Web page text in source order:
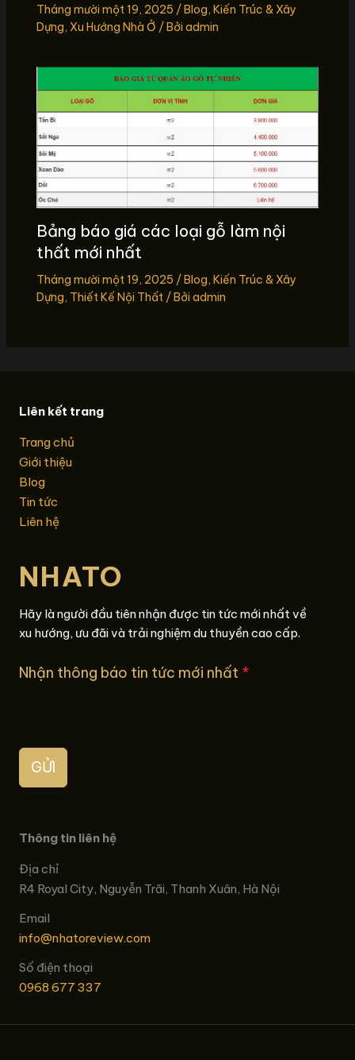
Tháng mười một 19, 2025 /Blog, Kiến Trúc & Xây
Dựng, Xu Hướng Nhà Ở / Bởi admin
Bảng báo giá các loại gỗ làm nội
thất mới nhất
Tháng mười một 19, 2025 / Blog, Kiến Trúc & Xây
Dựng, Thiết Kế Nội Thất/ Bởi admin
Liên kết trang
Trang chủ
Giới thiệu
Blog
Tin tức
Liên hệ
NHATO
Hãy là người đầu tiên nhận được tin tức mới nhất về
xu hướng, ưu đãi và trải nghiệm du thuyền cao cấp.
Nhận thông báo tin tức mới nhất *
GỬI
Thông tin liên hệ
Địa chỉ
R4 Royal City, Nguyễn Trãi, Thanh Xuân, Hà Nội
Email
info@nhatoreview.com
Số điện thoại
0968 677 337